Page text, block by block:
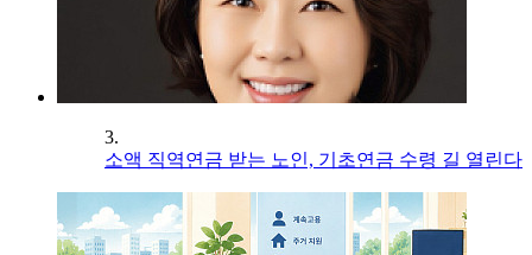
3.
소액 직역연금 받는 노인, 기초연금 수령 길 열린다